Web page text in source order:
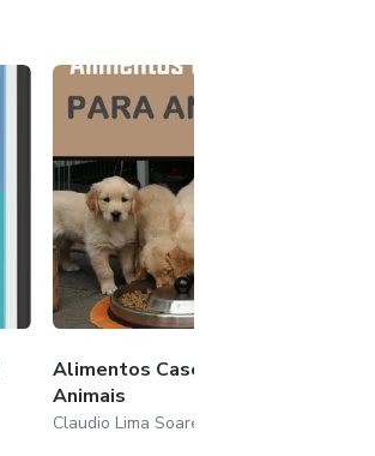
Alimentos Caseiros Para
Animais
Claudio Lima Soares Brito